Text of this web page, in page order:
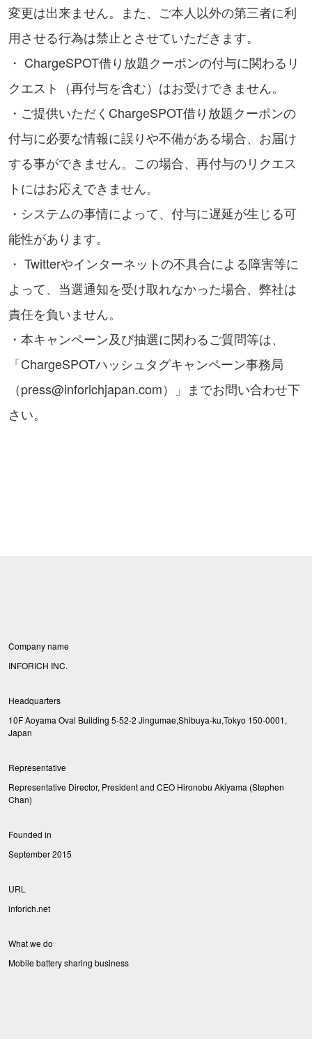
変更は出来ません。また、ご本人以外の第三者に利
用させる行為は禁止とさせていただきます。
・ ChargeSPOT借り放題クーポンの付与に関わるリ
クエスト（再付与を含む）はお受けできません。
・ご提供いただくChargeSPOT借り放題クーポンの
付与に必要な情報に誤りや不備がある場合、お届け
する事ができません。この場合、再付与のリクエス
トにはお応えできません。
・システムの事情によって、付与に遅延が生じる可
能性があります。
・ Twitterやインターネットの不具合による障害等に
よって、当選通知を受け取れなかった場合、弊社は
責任を負いません。
・本キャンペーン及び抽選に関わるご質問等は、
「ChargeSPOTハッシュタグキャンペーン事務局
（press@inforichjapan.com）」までお問い合わせ下
さい。
Company name
INFORICH INC.
Headquarters
10F Aoyama Oval Building 5-52-2 Jingumae,Shibuya-ku,Tokyo 150-0001,
Japan
Representative
Representative Director, President and CEO Hironobu Akiyama (Stephen
Chan)
Founded in
September 2015
URL
inforich.net
What we do
Mobile battery sharing business